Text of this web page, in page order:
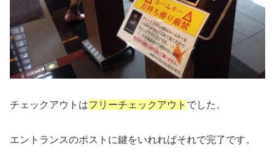
チェックアウトはフリーチェックアウト でした。
エントランスのポストに鍵をいれればそれで完了です。